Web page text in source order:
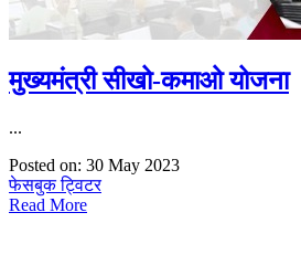
मुख्यमंत्री सीखो-कमाओ योजना
...
Posted on: 30 May 2023
फेसबुकट्विटर
Read More